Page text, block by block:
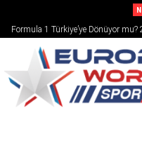
Formula 1 Türkiye’ye Dönüyor